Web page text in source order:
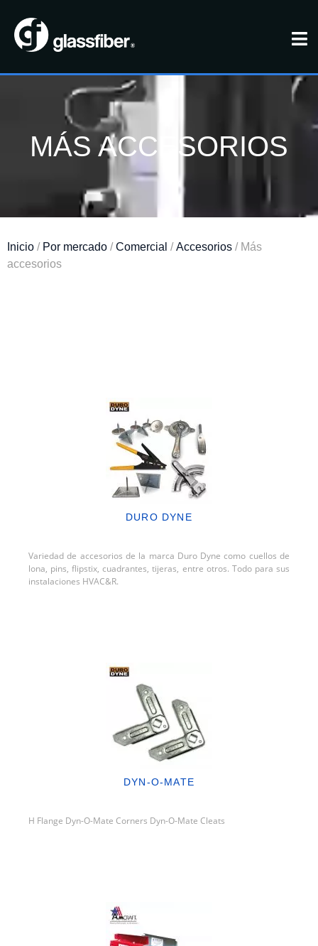
MÁS ACCESORIOS
Inicio / Por mercado /Comercial /Accesorios / Más
accesorios
DURO DYNE
Variedad de accesorios de la marca Duro Dyne como cuellos de
lona, pins, flipstix, cuadrantes, tijeras, entre otros. Todo para sus
instalaciones HVAC&R.
DYN-O-MATE
H Flange Dyn-O-Mate Corners Dyn-O-Mate Cleats